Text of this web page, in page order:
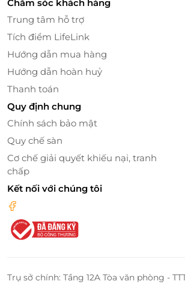
Tọa lạc tại 864 Trương Định, Hoàng
Khoa Trung Hiếu là phòng khám
đội ngũ y bác sĩ nhiều kinh
chuyên nghiệp, tâm huyết với nghề.
Chăm sóc khách hàng
Trung tâm hỗ trợ
Tích điểm LifeLink
Hướng dẫn mua hàng
Hướng dẫn hoàn huỷ
Thanh toán
Quy định chung
Chính sách bảo mật
Quy chế sàn
Cơ chế giải quyết khiếu nại, tranh
chấp
Kết nối với chúng tôi
Trụ sở chính: Tầng 12A Tòa văn phòng -